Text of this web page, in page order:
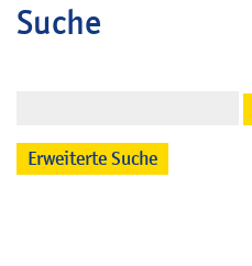
Suche
Erweiterte Suche